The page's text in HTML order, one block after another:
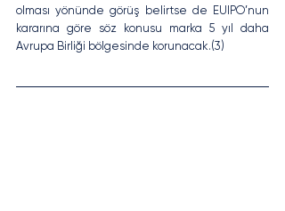
olması yönünde görüş belirtse de EUIPO’nun
kararına göre söz konusu marka 5 yıl daha
Avrupa Birliği bölgesinde korunacak.(3)